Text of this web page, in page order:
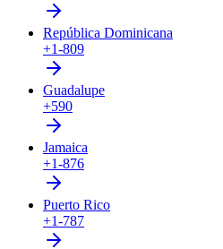
República Dominicana
+1-809
Guadalupe
+590
Jamaica
+1-876
Puerto Rico
+1-787